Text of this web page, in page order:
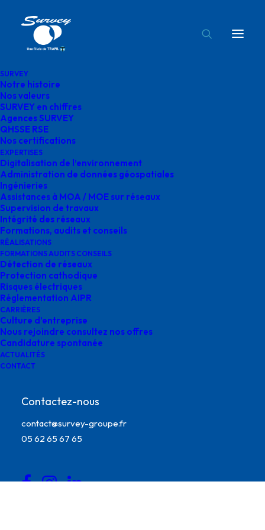
SURVEY
Notre histoire
Nos valeurs
SURVEY en chiffres
Agences SURVEY
QHSSE RSE
Nos certifications
EXPERTISES
Digitalisation de l’environnement
Administration de données géospatiales
Ingénieries
Assistances à MOA / MOE sur réseaux
Supervision de travaux
Intégrité des réseaux
Formations, audits et conseils
RÉALISATIONS
FORMATIONS AUDITS CONSEILS
Détection de réseaux
Protection cathodique
Risques électriques
Réglementation AIPR
CARRIÈRES
Culture d’entreprise
Nous rejoindre consultez nos offres
Candidature spontanée
ACTUALITÉS
CONTACT
Contactez-nous
contact@survey-groupe.fr
05 62 65 67 65
Accueil
Vérification de
compatiblité survey
mars 4, 2025 | Byo.bensoussan@gegg.fr
Vérification de compatiblité survey